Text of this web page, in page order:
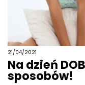
21/04/2021
Na dzień
sposobów!